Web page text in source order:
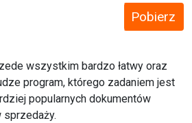
Pobierz
wszystkim bardzo łatwy oraz
program, którego zadaniem jest
popularnych dokumentów
sprzedaży.